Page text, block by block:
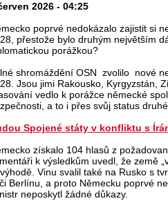
2026 - 04:25
poprvé nedokázalo zajistit si
přestože bylo druhým největším
porážkou?
shromáždění OSN zvolilo nové
Jsou jimi Rakousko, Kyrgyzstán,
vedlo k porážce německé
a to i přes svůj status
Spojené státy v konfliktu s
získalo 104 hlasů z
k výsledkům uvedl, že země
Vinu svalil také na Rusko s
Berlínu, a proto Německu poprvé
neposkytl žádné důkazy.